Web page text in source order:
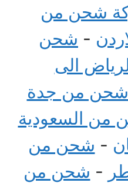
شحن من
- شحن
الى
من جدة
من السعودية
- شحن من
- شحن من